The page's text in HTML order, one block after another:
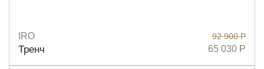
Размеры
IRO
Тренч
92 900 Р
65 030 Р